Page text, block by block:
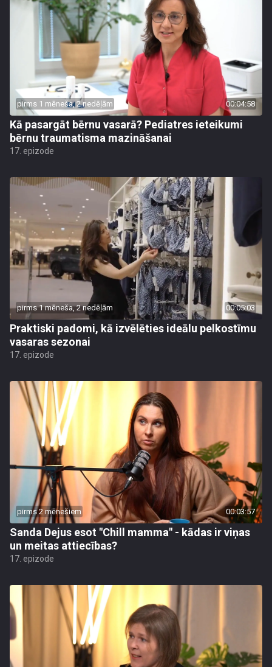
pirms 1 mēneša, 2 nedēļām 00:04:58
Kā pasargāt bērnu vasarā? Pediatres ieteikumi
bērnu traumatisma mazināšanai
17. epizode
pirms 1 mēneša, 2 nedēļām 00:05:03
Praktiski padomi, kā izvēlēties ideālu pelkostīmu
vasaras sezonai
17. epizode
pirms 2 mēnešiem 00:03:57
Sanda Dejus esot "Chill mamma" - kādas ir viņas
un meitas attiecības?
17. epizode